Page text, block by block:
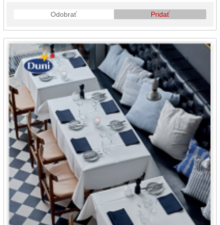
Odobrať Pridať